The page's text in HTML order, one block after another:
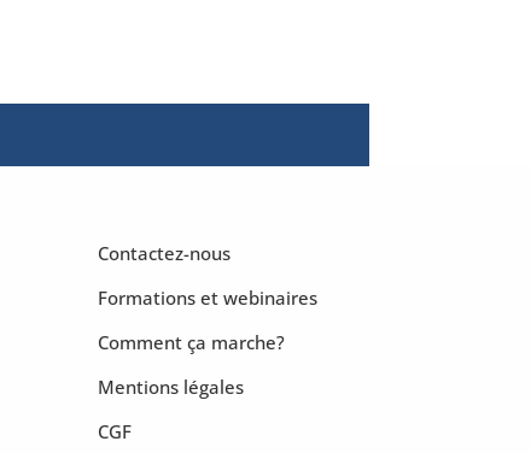
Contactez-nous
Formations et webinaires
Comment ça marche?
Mentions légales
CGF